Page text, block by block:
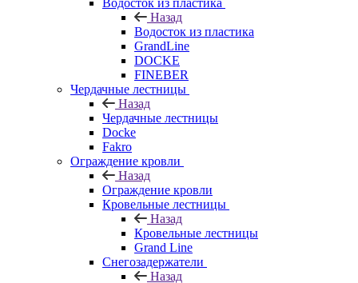
Водосток из пластика
Назад
Водосток из пластика
GrandLine
DOCKE
FINEBER
Чердачные лестницы
Назад
Чердачные лестницы
Docke
Fakro
Ограждение кровли
Назад
Ограждение кровли
Кровельные лестницы
Назад
Кровельные лестницы
Grand Line
Снегозадержатели
Назад